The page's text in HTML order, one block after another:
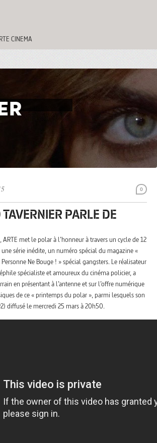
CINEMA
0
PARLE DE
ARTE met le polar à l’honneur à travers un cycle de 12
série inédite, un numéro spécial du magazine «
Ne Bouge ! » spécial gangsters. Le réalisateur
spécialiste et amoureux du cinéma policier, a
en présentant à l’antenne et sur l’offre numérique
de ce « printemps du polar », parmi lesquels son
diffusé le mercredi 25 mars à 20h50.